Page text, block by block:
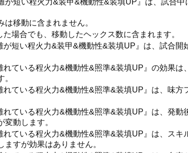
移動に含まれません。
場合でも、移動したヘックス数に含まれます。
短い程火力&装甲&機動性&装填UP』は、試合開
ている程火力&機動性&照準&装填UP』の効果は
ている程火力&機動性&照準&装填UP』は、味方
ている程火力&機動性&照準&装填UP』は、発動
動します。
ている程火力&機動性&照準&装填UP』は、スキ
ますが効果はありません。